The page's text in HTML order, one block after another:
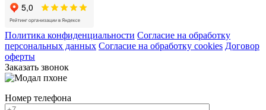
Политика конфиденциальности Согласие на обработку
персональных данных Согласие на обработку cookies Договор
оферты
Заказать звонок
Номер телефона